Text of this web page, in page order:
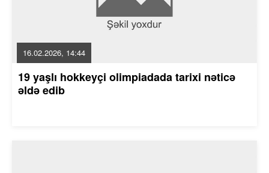
16.02.2026, 14:44
19 yaşlı hokkeyçi olimpiadada tarixi nəticə
əldə edib